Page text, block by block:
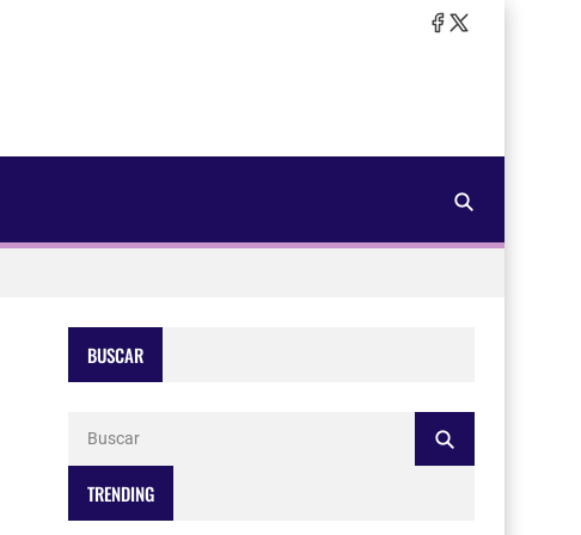
BUSCAR
TRENDING